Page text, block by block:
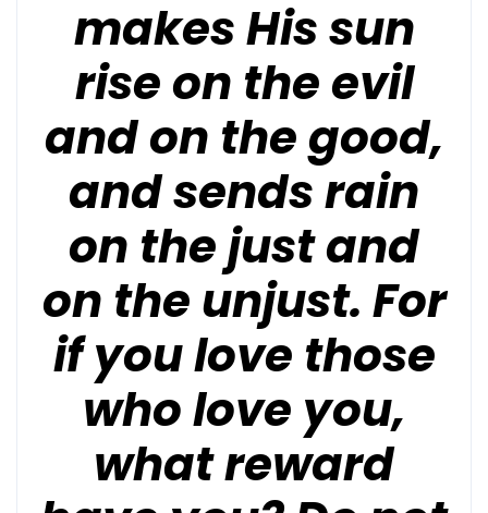
makes His sun
rise on the evil
and on the good,
and sends rain
on the just and
on the unjust. For
if you love those
who love you,
what reward